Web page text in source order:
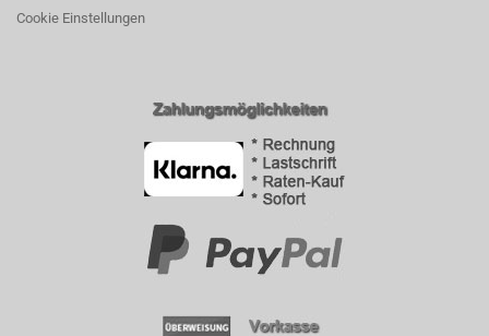
Cookie Einstellungen